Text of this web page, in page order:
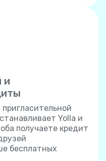
и
Yolla и
получаете кредит
бесплатных